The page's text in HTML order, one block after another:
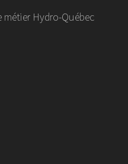
métier Hydro-Québec